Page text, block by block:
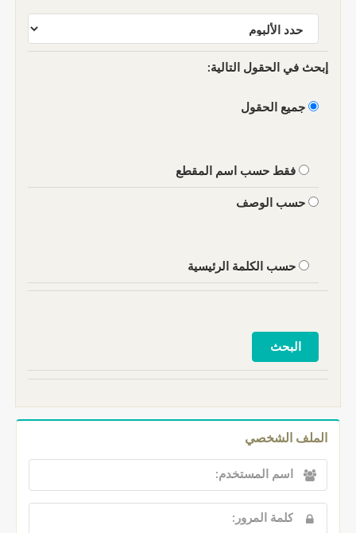
إبحث في الحقول التالية:
جميع الحقول
فقط حسب اسم المقطع
حسب الوصف
حسب الكلمة الرئيسية
الملف الشخصي